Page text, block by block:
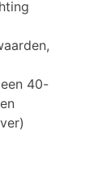
40-